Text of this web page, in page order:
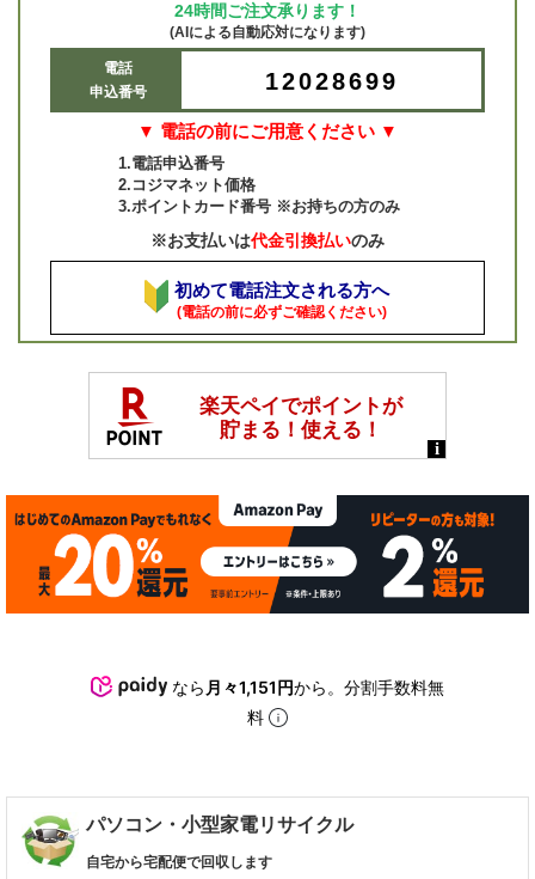
24時間ご注文承ります！
(AIによる自動応対になります)
電話
申込番号
12028699
▼ 電話の前にご用意ください ▼
1.電話申込番号
2.コジマネット価格
3.ポイントカード番号 ※お持ちの方のみ
※お支払いは代金引換払いのみ
初めて電話注文される方へ
(電話の前に必ずご確認ください)
なら 月々1,151円から。分割手数料無
料
パソコン・小型家電リサイクル
自宅から宅配便で回収します